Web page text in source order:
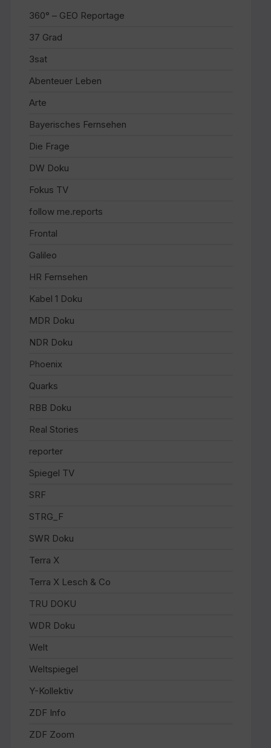
360° – GEO Reportage
37 Grad
3sat
Abenteuer Leben
Arte
Bayerisches Fernsehen
Die Frage
DW Doku
Fokus TV
follow me.reports
Frontal
Galileo
HR Fernsehen
Kabel 1 Doku
MDR Doku
NDR Doku
Phoenix
Quarks
RBB Doku
Real Stories
reporter
Spiegel TV
SRF
STRG_F
SWR Doku
Terra X
Terra X Lesch & Co
TRU DOKU
WDR Doku
Welt
Weltspiegel
Y-Kollektiv
ZDF Info
ZDF Zoom